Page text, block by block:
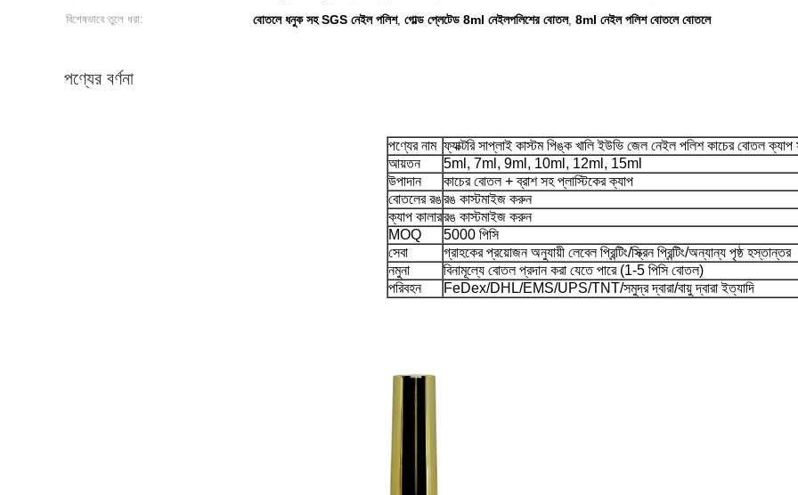
বিশেষভাবে তুলে ধরা:
বোতলে ধনুক সহ SGS নেইল পলিশ, গোল্ড প্লেটেড 8ml নেইলপলিশের বোতল, 8ml নেইল পলিশ বোতলে বোতলে
পণ্যের বর্ণনা
পণ্যের নাম ফ্যাক্টরি সাপ্লাই কাস্টম পিঙ্ক খালি ইউভি জেল নেইল পলিশ কাচের বোতল ক্যাপ
আয়তন
5ml, 7ml, 9ml, 10ml, 12ml, 15ml
উপাদান
কাচের বোতল + ব্রাশ সহ প্লাস্টিকের ক্যাপ
বোতলের রঙরঙ কাস্টমাইজ করুন
ক্যাপ কালাররঙ কাস্টমাইজ করুন
MOQ
5000 পিসি
সেবা
গ্রাহকের প্রয়োজন অনুযায়ী লেবেল প্রিন্টিং/স্ক্রিন প্রিন্টিং/অন্যান্য পৃষ্ঠ হস্তান্তর
নমুনা
বিনামূল্যে বোতল প্রদান করা যেতে পারে (1-5 পিসি বোতল)
পরিবহন
FeDex/DHL/EMS/UPS/TNT/সমুদ্র দ্বারা/বায়ু দ্বারা ইত্যাদি